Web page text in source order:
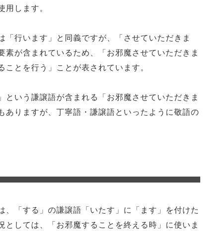
します。
行います」と同義ですが、「させていただきま
が含まれているため、「お邪魔させていただきま
とを行う」ことが表されています。
という謙譲語が含まれる「お邪魔させていただきま
りますが、丁寧語・謙譲語といったように敬語の
、「する」の謙譲語「いたす」に「ます」を付けた
としては、「お邪魔することを終える時」に使いま